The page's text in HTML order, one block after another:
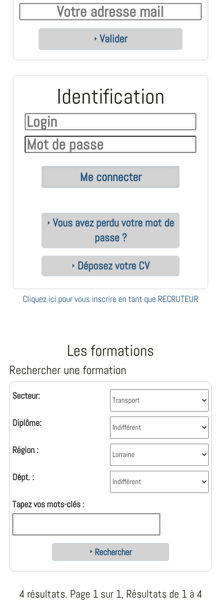
Valider
Identification
Vous avez perdu votre mot de
passe ?
Déposez votre CV
Cliquez ici pour vous inscrire en tant que RECRUTEUR
Les formations
Rechercher une formation
Secteur:
Diplôme:
Région :
Dépt. :
Tapez vos mots-clés :
Rechercher
4 résultats. Page 1 sur 1, Résultats de 1 à 4